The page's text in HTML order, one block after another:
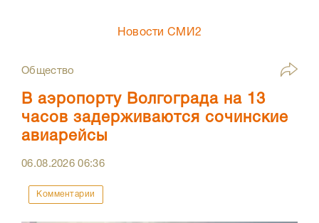
Новости СМИ2
Общество
В аэропорту Волгограда на 13
часов задерживаются сочинские
авиарейсы
06.08.202606:36
Комментарии